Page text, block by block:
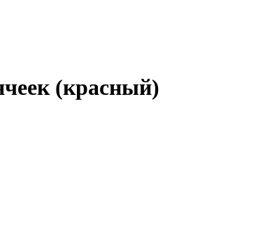
(красный)